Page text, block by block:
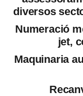
diversos
Numeració
jet,
Maquinaria